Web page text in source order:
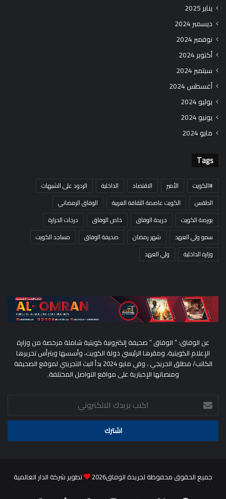
يناير 2025
ديسمبر 2024
نوفمبر 2024
أكتوبر 2024
سبتمبر 2024
أغسطس 2024
يوليو 2024
يونيو 2024
مايو 2024
Tags
#الكويت الأمير الاقتصاد الداخلية
الردود على الشبهات
الطقس
الكويت عاصمة الثقافة العربية
الوفاق الرمضاني
بورصة الكويت
جريدة الوفاق خاص الوفاق
درجات الحرارة
سمو ولي العهد
شهر رمضان صحيفة الوفاق
مساجد الكويت
وزارة الداخلية
ولي العهد
عن الوفاق: ” الوفاق ” صحيفة إلكترونية كويتية شاملة مرخصة من وزارة
الإعلام الكويتية، ومقرها الرئيسي دولة الكويت، وأسسها ويترأس تحريرها
الكاتب/ مطلق الحريجي ، وفي مايو 2024 بدأ البث التجريبي لموقع الصحيفة
ومنصاتها الإخبارية على مواقع التواصل المختلفة.
اكتب
بريدك
الالكتروني
جميع الحقوق محفوظة لجريدة الوفاق2026 تطوير شركة الدار العالمية